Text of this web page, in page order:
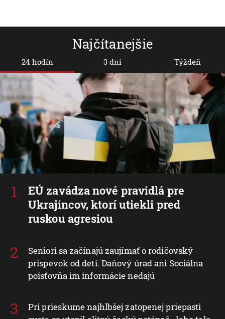
Najčítanejšie
24 hodín
EÚ zavádza nové pravidlá pre
Ukrajincov, ktorí utiekli pred
ruskou agresiou
Seniori sa začínajú zaujímať o rodičovský
príspevok od detí. Daňový úrad ani Sociálna
poisťovňa im informácie nedajú
Pri prieskume najhlbšej zatopenej priepasti
3 dni Týždeň